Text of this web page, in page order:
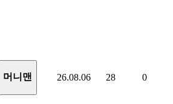
머니맨 26.08.06 28 0